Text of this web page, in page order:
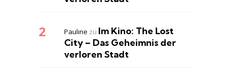
Pauline zu Im Kino: The Lost
City – Das Geheimnis der
verloren Stadt